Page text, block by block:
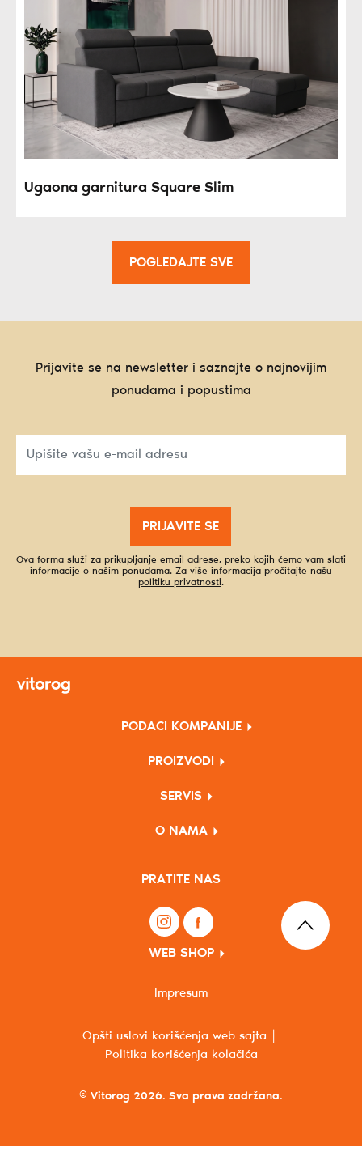
Ugaona garnitura Square Slim
POGLEDAJTE SVE
Prijavite se na newsletter i saznajte o najnovijim
ponudama i popustima
PRIJAVITE SE
Ova forma služi za prikupljanje email adrese, preko kojih ćemo vam slati
informacije o našim ponudama. Za više informacija pročitajte našu
politiku privatnosti.
PODACI KOMPANIJE
PROIZVODI
SERVIS
O NAMA
PRATITE NAS
WEB SHOP
© Vitorog 2026. Sva prava zadržana.
Opšti uslovi korišćenja web sajta
Politika korišćenja kolačića
Impresum